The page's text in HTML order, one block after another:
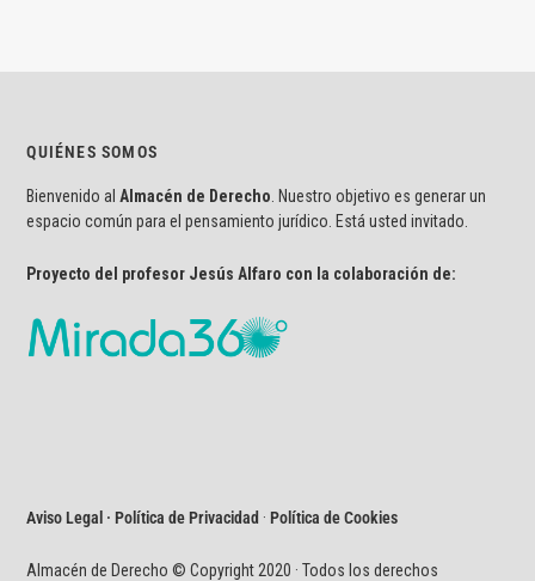
QUIÉNES SOMOS
Bienvenido alAlmacén de Derecho. Nuestro objetivo es generar un
espacio común para el pensamiento jurídico. Está usted invitado.
Proyecto del profesor Jesús Alfaro con la colaboración de:
Aviso Legal · Política de Privacidad ·Política de Cookies
Almacén de Derecho © Copyright 2020 · Todos los derechos